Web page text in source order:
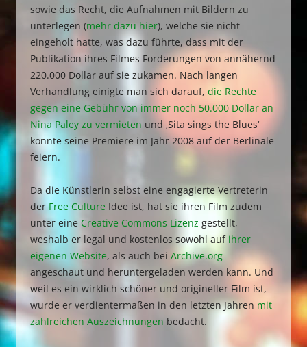
sowie das Recht, die Aufnahmen mit Bildern zu
unterlegen (mehr dazu hier), welche sie nicht
eingeholt hatte, was dazu führte, dass mit der
Publikation ihres Filmes Forderungen von annähernd
220.000 Dollar auf sie zukamen. Nach langen
Verhandlung einigte man sich darauf, die Rechte
gegen eine Gebühr von immer noch 50.000 Dollar an
Nina Paley zu vermieten und ‚Sita sings the Blues‘
konnte seine Premiere im Jahr 2008 auf der Berlinale
feiern.
Da die Künstlerin selbst eine engagierte Vertreterin
der Free Culture Idee ist, hat sie ihren Film zudem
unter eine Creative Commons Lizenz gestellt,
weshalb er legal und kostenlos sowohl auf ihrer
eigenen Website, als auch bei Archive.org
angeschaut und heruntergeladen werden kann. Und
weil es ein wirklich schöner und origineller Film ist,
wurde er verdientermaßen in den letzten Jahren mit
zahlreichen Auszeichnungen bedacht.